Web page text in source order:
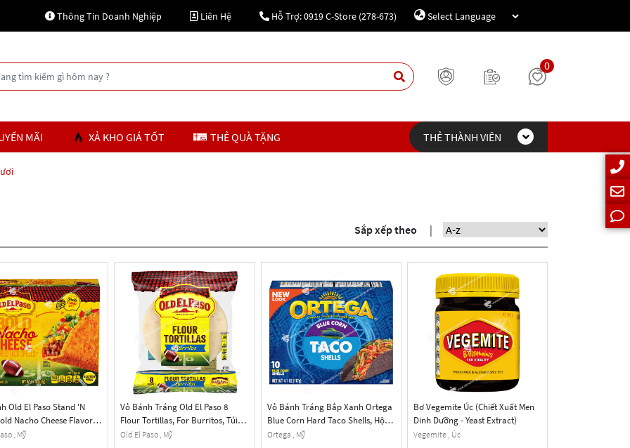
Thông Tin Doanh Nghiệp Liên Hệ Hỗ Trợ: 0919 C-Store (278-673)
0
MÃI XẢ KHO GIÁ TỐT THẺ QUÀ TẶNG THẺ THÀNH VIÊN
Sắp xếp theo |
Old El Paso Stand 'N
Nacho Cheese Flavored
Hộp 153g (5.4 Oz.) 10
, Mỹ
Vỏ Bánh Tráng Old El Paso 8
Flour Tortillas, For Burritos, Túi
311g (11 Oz.) 8 Cái
Old El Paso , Mỹ
Vỏ Bánh Tráng Bắp Xanh Ortega
Blue Corn Hard Taco Shells, Hộp
117g (4.1 Oz.) 10 Cái
Ortega , Mỹ
Bơ Vegemite Úc (Chiết Xuất Men
Dinh Dưỡng - Yeast Extract)
Vegemite , Úc